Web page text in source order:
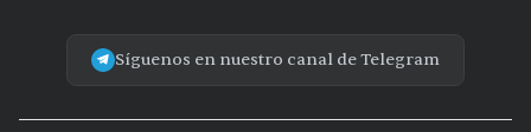
Síguenos en nuestro canal de Telegram